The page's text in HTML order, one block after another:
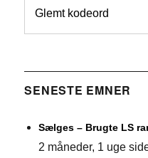
Glemt kodeord
SENESTE EMNER
Sælges – Brugte LS
2 måneder, 1 uge